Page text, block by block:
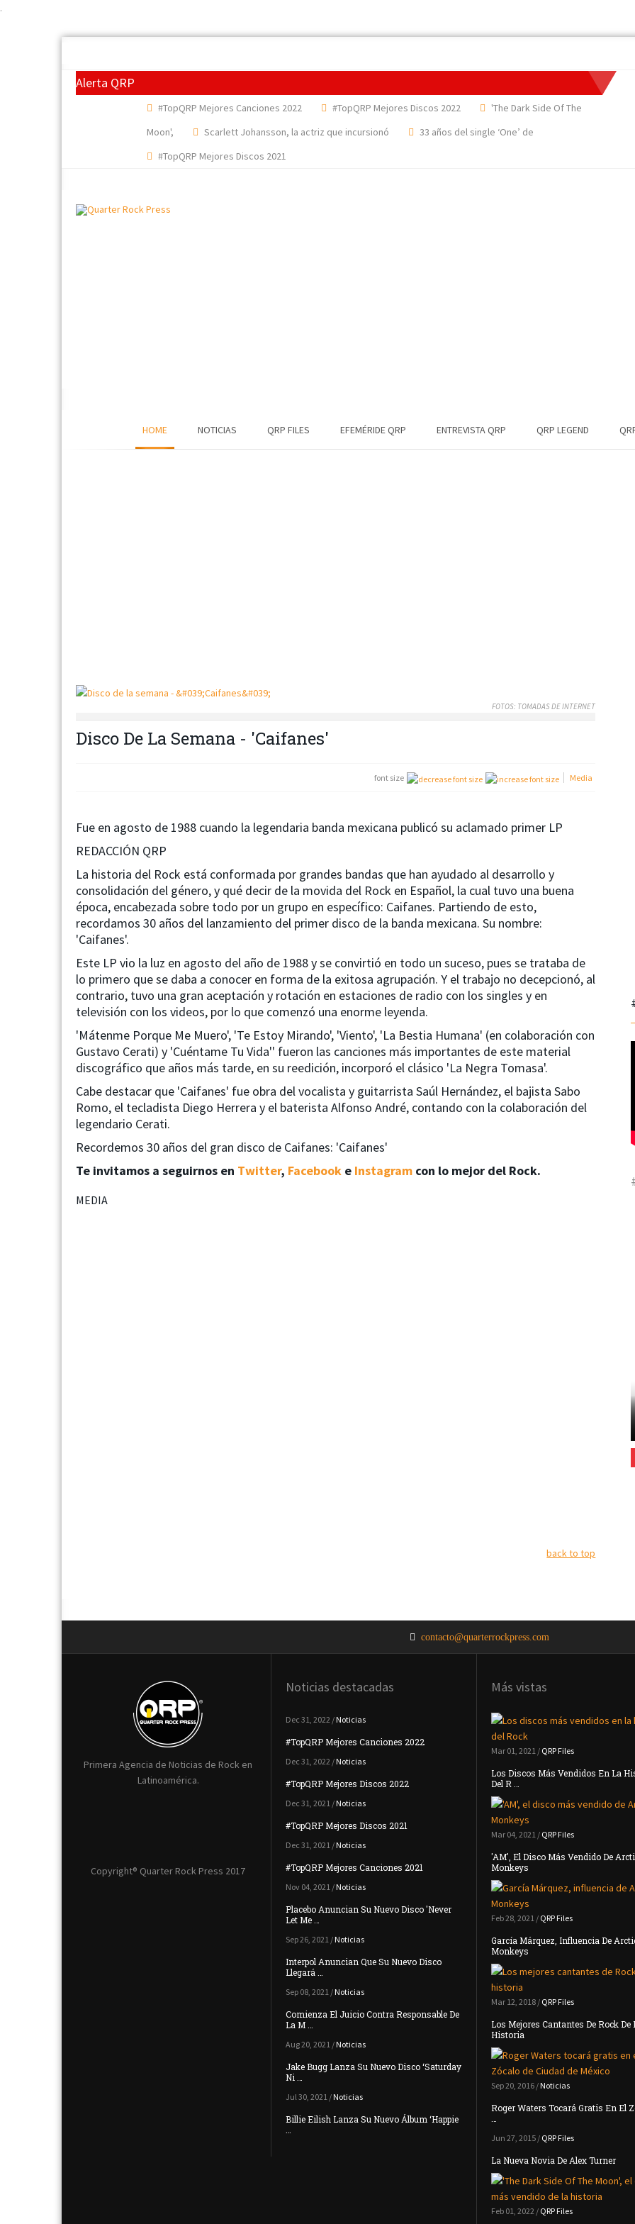
.
Alerta QRP
#TopQRP Mejores Canciones 2022 #TopQRP Mejores Discos 2022
'The Dark Side Of The
Moon',
Scarlett Johansson, la actriz que incursionó
33 años del single ‘One’ de
#TopQRP Mejores Discos 2021
HOME NOTICIAS QRP FILES EFEMÉRIDE QRP ENTREVISTA QRP QRP LEGEND
FOTOS: TOMADAS DE INTERNET
Disco De La Semana - 'Caifanes'
font size Media
Fue en agosto de 1988 cuando la legendaria banda mexicana publicó su aclamado primer LP
REDACCIÓN QRP
La historia del Rock está conformada por grandes bandas que han ayudado al desarrollo y
consolidación del género, y qué decir de la movida del Rock en Español, la cual tuvo una buena
época, encabezada sobre todo por un grupo en específico: Caifanes. Partiendo de esto,
recordamos 30 años del lanzamiento del primer disco de la banda mexicana. Su nombre:
'Caifanes'.
Este LP vio la luz en agosto del año de 1988 y se convirtió en todo un suceso, pues se trataba de
lo primero que se daba a conocer en forma de la exitosa agrupación. Y el trabajo no decepcionó, al
contrario, tuvo una gran aceptación y rotación en estaciones de radio con los singles y en
televisión con los videos, por lo que comenzó una enorme leyenda.
'Mátenme Porque Me Muero', 'Te Estoy Mirando', 'Viento', 'La Bestia Humana' (en colaboración con
Gustavo Cerati) y 'Cuéntame Tu Vida'' fueron las canciones más importantes de este material
discográfico que años más tarde, en su reedición, incorporó el clásico 'La Negra Tomasa'.
Cabe destacar que 'Caifanes' fue obra del vocalista y guitarrista Saúl Hernández, el bajista Sabo
Romo, el tecladista Diego Herrera y el baterista Alfonso André, contando con la colaboración del
legendario Cerati.
Recordemos 30 años del gran disco de Caifanes: 'Caifanes'
Te invitamos a seguirnos en Twitter, Facebook e Instagram con lo mejor del Rock.
MEDIA
back to top
contacto@quarterrockpress.com
Primera Agencia de Noticias de Rock en
Latinoamérica.
Copyright® Quarter Rock Press 2017
Noticias destacadas
Dec 31, 2022 / Noticias
#TopQRP Mejores Canciones 2022
Dec 31, 2022 / Noticias
#TopQRP Mejores Discos 2022
Dec 31, 2021 / Noticias
#TopQRP Mejores Discos 2021
Dec 31, 2021 / Noticias
#TopQRP Mejores Canciones 2021
Nov 04, 2021 / Noticias
Placebo Anuncian Su Nuevo Disco 'Never
Let Me …
Sep 26, 2021 / Noticias
Interpol Anuncian Que Su Nuevo Disco
Llegará …
Sep 08, 2021 / Noticias
Comienza El Juicio Contra Responsable De
La M …
Aug 20, 2021 / Noticias
Jake Bugg Lanza Su Nuevo Disco ‘Saturday
Ni …
Jul 30, 2021 / Noticias
Billie Eilish Lanza Su Nuevo Álbum ‘Happie
Más vistas
Mar 01, 2021 / QRP Files
Los Discos Más Vendidos En La
Del R …
Mar 04, 2021 / QRP Files
'AM', El Disco Más Vendido De
Monkeys
Feb 28, 2021 / QRP Files
García Márquez, Influencia De
Monkeys
Mar 12, 2018 / QRP Files
Los Mejores Cantantes De Rock De
Historia
Sep 20, 2016 / Noticias
Roger Waters Tocará Gratis En El
Jun 27, 2015 / QRP Files
La Nueva Novia De Alex Turner
Feb 01, 2022 / QRP Files